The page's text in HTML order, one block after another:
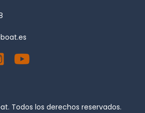
Todos los derechos reservados.